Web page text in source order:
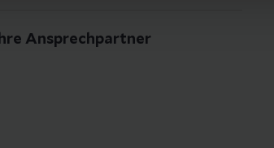
Ihre Ansprechpartner